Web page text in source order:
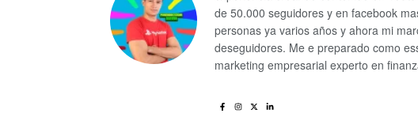
de 50.000 seguidores y en facebook
personas ya varios años y ahora mi
deseguidores. Me e preparado como
marketing empresarial experto en